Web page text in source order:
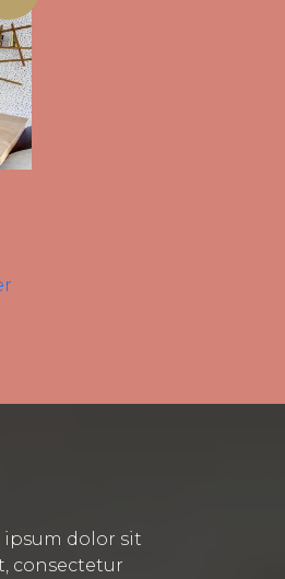
ipsum dolor sit
consectetur